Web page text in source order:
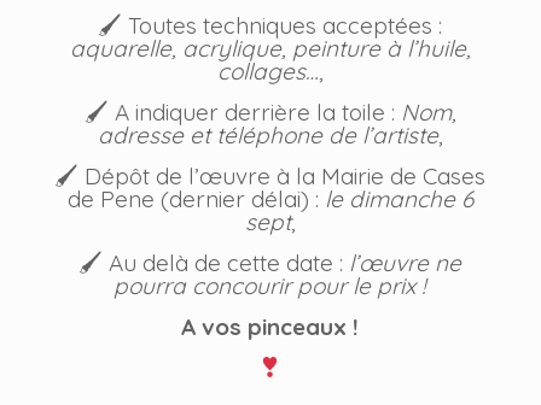
🖌 Toutes techniques acceptées :
aquarelle, acrylique, peinture à l’huile,
collages…
🖌 A indiquer derrière la toile : Nom,
adresse et téléphone de l’artiste,
🖌 Dépôt de l’œuvre à la Mairie de Cases
de Pene (dernier délai) : le dimanche 6
sept,
🖌 Au delà de cette date : l’œuvre ne
pourra concourir pour le prix !
A vos pinceaux !